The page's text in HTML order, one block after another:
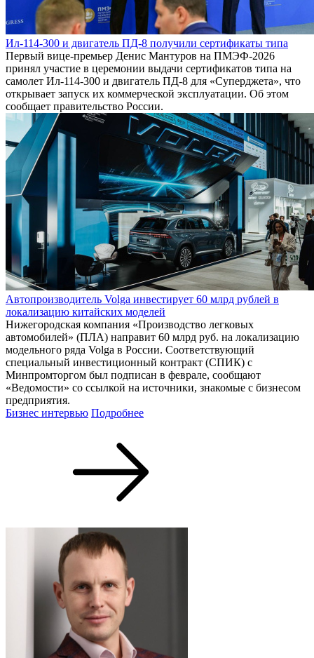
Ил-114-300 и двигатель ПД-8 получили сертификаты типа
Первый вице-премьер Денис Мантуров на ПМЭФ-2026
принял участие в церемонии выдачи сертификатов типа на
самолет Ил-114-300 и двигатель ПД-8 для «Суперджета», что
открывает запуск их коммерческой эксплуатации. Об этом
сообщает правительство России.
Автопроизводитель Volga инвестирует 60 млрд рублей в
локализацию китайских моделей
Нижегородская компания «Производство легковых
автомобилей» (ПЛА) направит 60 млрд руб. на локализацию
модельного ряда Volga в России. Соответствующий
специальный инвестиционный контракт (СПИК) с
Минпромторгом был подписан в феврале, сообщают
«Ведомости» со ссылкой на источники, знакомые с бизнесом
предприятия.
Бизнес интервью Подробнее